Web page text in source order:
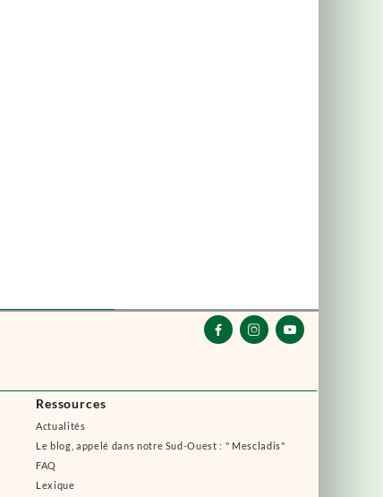
Ressources
Actualités
Le blog, appelé dans notre Sud-Ouest : " Mescladis"
FAQ
Lexique
  